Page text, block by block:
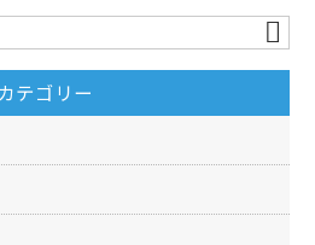
カテゴリー